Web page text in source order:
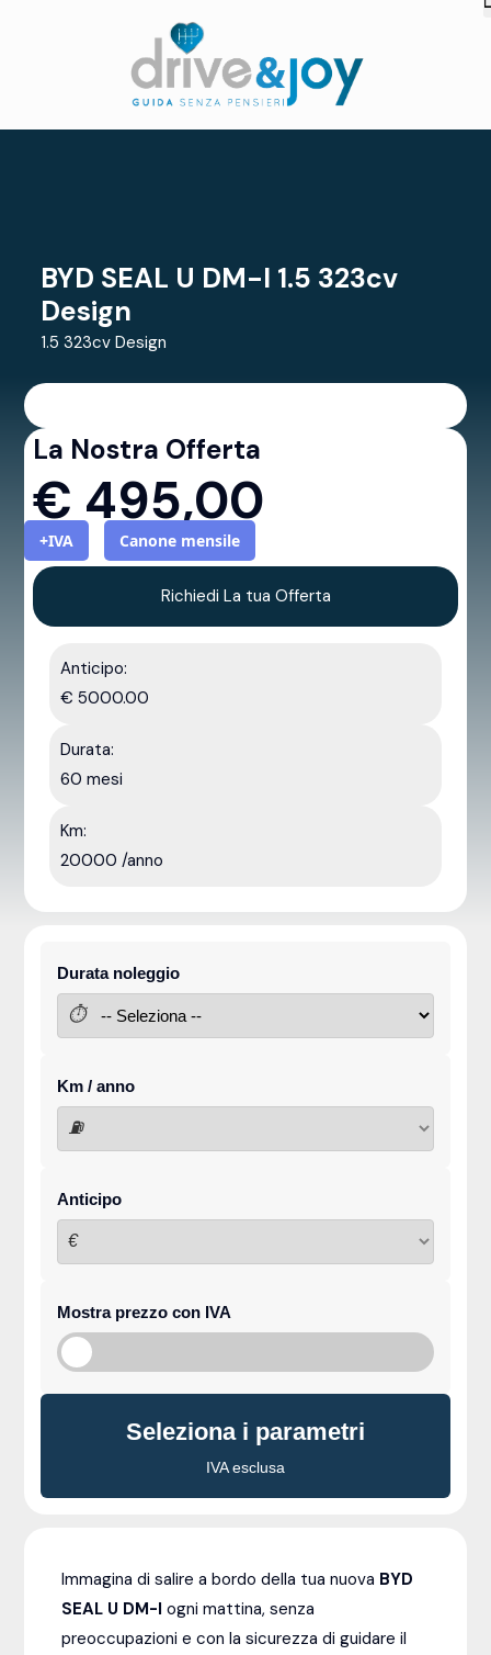
BYD SEAL U DM-I 1.5 323cv
Design
1.5 323cv Design
La Nostra Offerta
€ 495,00
+IVA Canone mensile
Richiedi La tua Offerta
Anticipo:
€ 5000.00
Durata:
60 mesi
Km:
20000 /anno
Durata noleggio
⏱
Km / anno
⛽
Anticipo
€
Mostra prezzo con IVA
Seleziona i parametri
IVA esclusa
Immagina di salire a bordo della tua nuova BYD
SEAL U DM-I ogni mattina, senza
preoccupazioni e con la sicurezza di guidare il